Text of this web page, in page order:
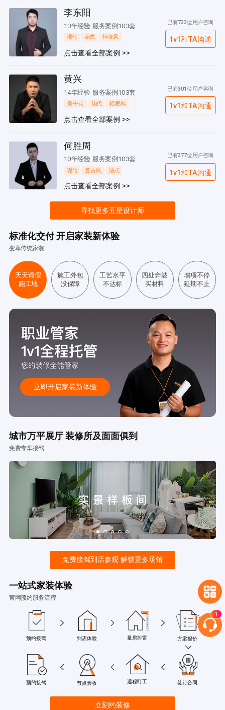
李东阳
13年经验 服务案例103套
现代 美式 轻奢风
点击查看全部案例 >>
已有733位用户咨询
1v1和TA沟通
黄兴
14年经验 服务案例103套
新中式 现代 轻奢风
点击查看全部案例 >>
已有301位用户咨询
1v1和TA沟通
何胜周
10年经验 服务案例103套
现代 复古风 法式
点击查看全部案例 >>
已有377位用户咨询
1v1和TA沟通
寻找更多五星设计师
标准化交付 开启家装新体验
变革传统家装
天天请假
跑工地
施工外包
没保障
工艺水平
不达标
四处奔波
买材料
增项不停
延期不止
立即开启家装新体验
城市万平展厅 装修所及面面俱到
免费专车接驾
免费接驾到店参观 解锁更多场馆
一站式家装体验
官网预约服务流程
预约接驾 到店体验 量房排雷 方案报价
预约接驾 节点验收 远程盯工 签订合同
立刻约装修